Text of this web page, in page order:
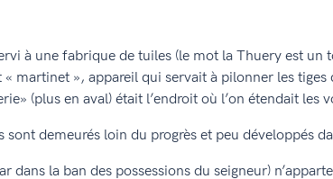
à une fabrique de tuiles (le mot la Thuery est
martinet », appareil qui servait à pilonner les tiges
(plus en aval) était l’endroit où l’on étendait les
demeurés loin du progrès et peu développés
dans la ban des possessions du seigneur)